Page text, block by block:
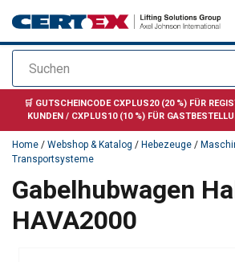
Suchen
Anfragen
🛒 GUTSCHEINCODE CXPLUS20 (20 %) FÜR
KUNDEN / CXPLUS10 (10 %) FÜR
Home / Webshop & Katalog / Hebezeuge /
Transportsysteme
Gabelhubwagen
HAVA2000